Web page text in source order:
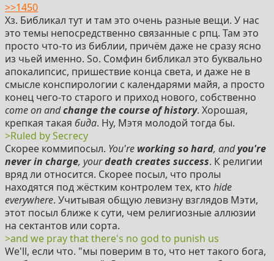
>>1450
Хз. Библикал тут и там это очень разные вещи. У нас
это темы непосредственно связанные с рпц. Там это
просто что-то из библии, причём даже не сразу ясно
из чьей именно. So. Сомфин библикал это буквально
апокалипсис, пришествие конца света, и даже не в
смысле конспирологии с календарями майя, а просто
конец чего-то старого и приход нового, собственно
come on andchange the course of history. Хорошая,
крепкая такая бида. Ну, Мэтя молодой тогда бы.
>Ruled by Secrecy
Скорее коммипосыл. You're working so hard, andyou're
never in charge, yourdeath creates success. К религии
вряд ли относится. Скорее посыл, что пролы
находятся под жёстким контролем тех, кто hide
everywhere. Учитывая общую левизну взглядов Мэти,
этот посыл ближе к сути, чем религиозные аллюзии
на сектантов или сорта.
>and we pray that there's no god to punish us
We'll, если что. "мы поверим в то, что нет такого бога,